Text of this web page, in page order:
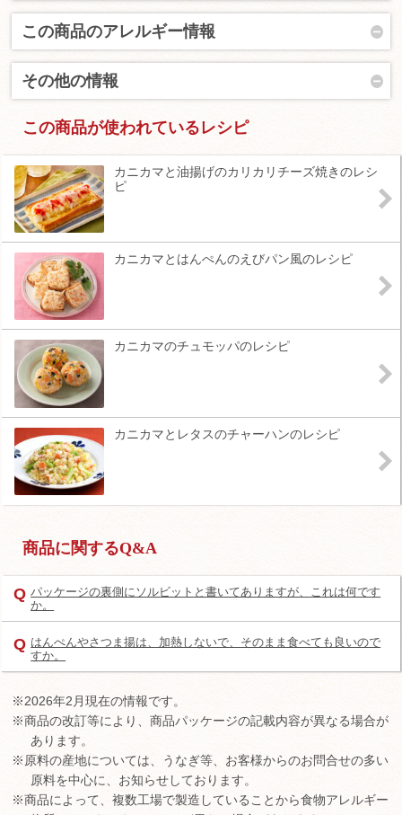
この商品のアレルギー情報
その他の情報
この商品が使われているレシピ
カニカマと油揚げのカリカリチーズ焼きのレシ
ピ
カニカマとはんぺんのえびパン風のレシピ
カニカマのチュモッパのレシピ
カニカマとレタスのチャーハンのレシピ
商品に関するQ&A
Q パッケージの裏側にソルビットと書いてありますが、これは何です
か。
Q はんぺんやさつま揚は、加熱しないで、そのまま食べても良いので
すか。
※2026年2月現在の情報です。
※商品の改訂等により、商品パッケージの記載内容が異なる場合が
あります。
※原料の産地については、うなぎ等、お客様からのお問合せの多い
原料を中心に、お知らせしております。
※商品によって、複数工場で製造していることから食物アレルギー